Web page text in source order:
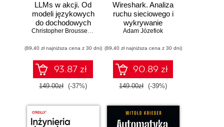
LLMs w akcji. Od
modeli językowych
do dochodowych
produktów
Christopher Brousseau Matt Sharp
(89,40 zł najniższa cena z 30 dni)
93.87 zł
149.00zł (-37%)
Wireshark. Analiza
ruchu sieciowego i
wykrywanie
włamań
Adam Józefiok
(89,40 zł najniższa cena z 30 dni)
90.89 zł
149.00zł (-39%)